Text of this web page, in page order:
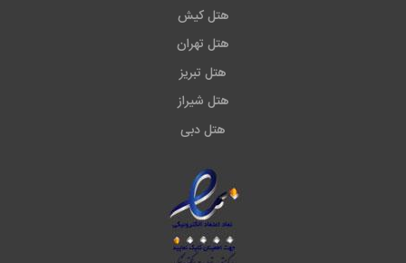
هتل کیش
هتل تهران
هتل تبریز
هتل شیراز
هتل دبی